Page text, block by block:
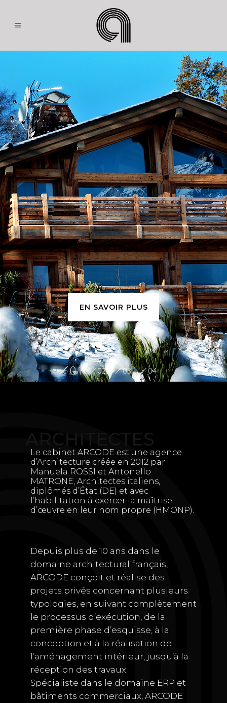
EN SAVOIR PLUS
Le cabinet ARCODE est une agence
d’Architecture créée en 2012 par
Manuela ROSSI et Antonello
MATRONE, Architectes italiens,
diplômés d’État (DE) et avec
l’habilitation à exercer la maîtrise
d’œuvre en leur nom propre (HMONP).
Depuis plus de 10 ans dans le
domaine architectural français,
ARCODE conçoit et réalise des
projets privés concernant plusieurs
typologies, en suivant complètement
le processus d’exécution, de la
première phase d’esquisse, à la
conception et à la réalisation de
l’aménagement intérieur, jusqu’à la
réception des travaux.
Spécialiste dans le domaine ERP et
bâtiments commerciaux, ARCODE